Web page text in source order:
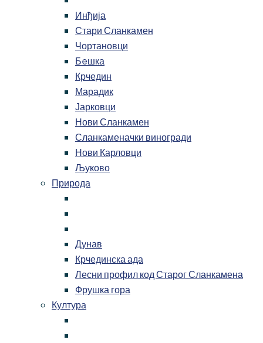
Инђија
Стари Сланкамен
Чортановци
Бeшка
Крчедин
Марадик
Јарковци
Нови Сланкамен
Сланкаменачки виногради
Нови Карловци
Љуково
Природа
Дунав
Крчединска ада
Лесни профил код Старог Сланкамена
Фрушка гора
Култура